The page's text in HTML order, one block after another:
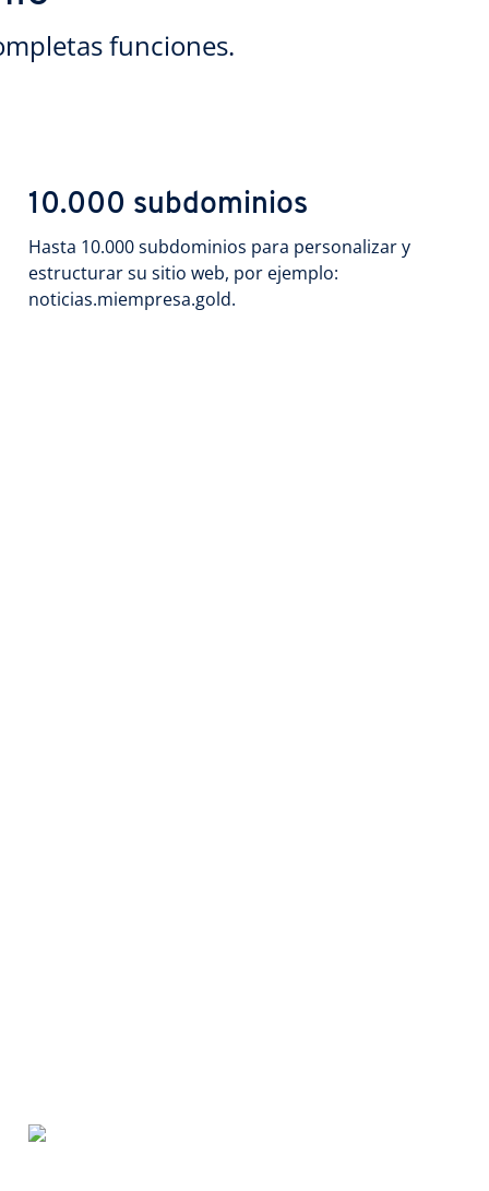
funciones.
10.000 subdominios
Hasta 10.000 subdominios para personalizar y
estructurar su sitio web, por ejemplo:
noticias.miempresa.gold.